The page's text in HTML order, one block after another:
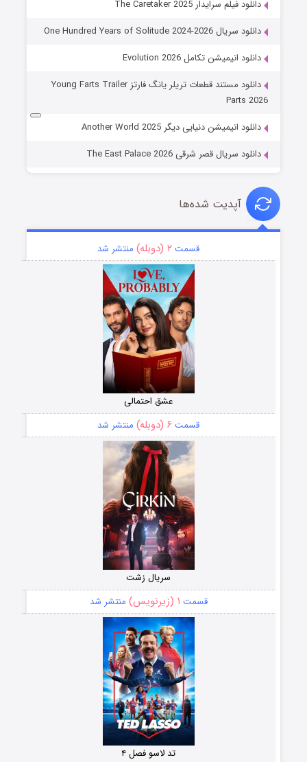
دانلود فیلم سرایدار The Caretaker 2025
دانلود سریال One Hundred Years of Solitude 2024-2026
دانلود انیمیشن تکامل Evolution 2026
دانلود مستند قطعات تریلر یانگ فارتز Young Farts Trailer
Parts 2026
دانلود انیمیشن دنیایی دیگر Another World 2025
دانلود سریال قصر شرقی The East Palace 2026
آپدیت شده‌ها
قسمت ۲ (دوبله) منتشر شد
عشق احتمالی
قسمت ۶ (دوبله) منتشر شد
سریال زشت
قسمت ۱ (زیرنویس) منتشر شد
تد لاسو فصل ۴